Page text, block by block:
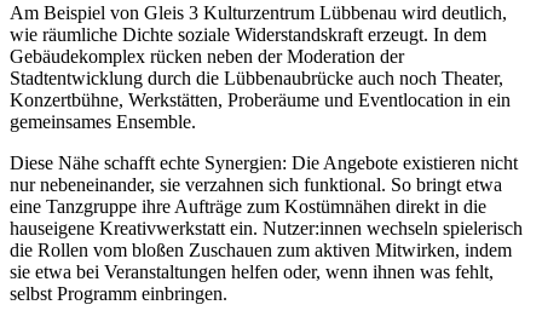
Am Beispiel von Gleis 3 Kulturzentrum Lübbenau wird deutlich,
wie räumliche Dichte soziale Widerstandskraft erzeugt. In dem
Gebäudekomplex rücken neben der Moderation der
Stadtentwicklung durch die Lübbenaubrücke auch noch Theater,
Konzertbühne, Werkstätten, Proberäume und Eventlocation in ein
gemeinsames Ensemble.
Diese Nähe schafft echte Synergien: Die Angebote existieren nicht
nur nebeneinander, sie verzahnen sich funktional. So bringt etwa
eine Tanzgruppe ihre Aufträge zum Kostümnähen direkt in die
hauseigene Kreativwerkstatt ein. Nutzer:innen wechseln spielerisch
die Rollen vom bloßen Zuschauen zum aktiven Mitwirken, indem
sie etwa bei Veranstaltungen helfen oder, wenn ihnen was fehlt,
selbst Programm einbringen.